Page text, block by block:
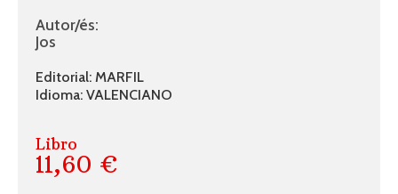
Autor/és:
Jos
Editorial: MARFIL
Idioma: VALENCIANO
Libro
11,60 €